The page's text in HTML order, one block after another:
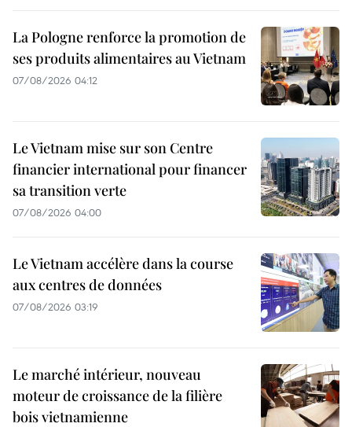
La Pologne renforce la promotion de
ses produits alimentaires au Vietnam
07/08/2026 04:12
Le Vietnam mise sur son Centre
financier international pour financer
sa transition verte
07/08/2026 04:00
Le Vietnam accélère dans la course
aux centres de données
07/08/2026 03:19
Le marché intérieur, nouveau
moteur de croissance de la filière
bois vietnamienne